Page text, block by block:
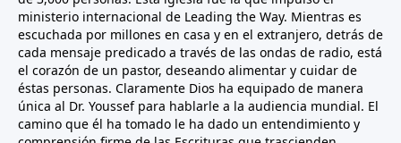
ministerio internacional de Leading the Way. Mientras es
escuchada por millones en casa y en el extranjero, detrás de
cada mensaje predicado a través de las ondas de radio, está
el corazón de un pastor, deseando alimentar y cuidar de
éstas personas. Claramente Dios ha equipado de manera
única al Dr. Youssef para hablarle a la audiencia mundial. El
camino que él ha tomado le ha dado un entendimiento y